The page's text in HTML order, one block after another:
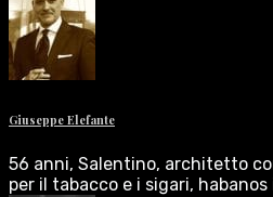
Giuseppe Elefante
56 anni, Salentino, architetto
per il tabacco e i sigari, habanos